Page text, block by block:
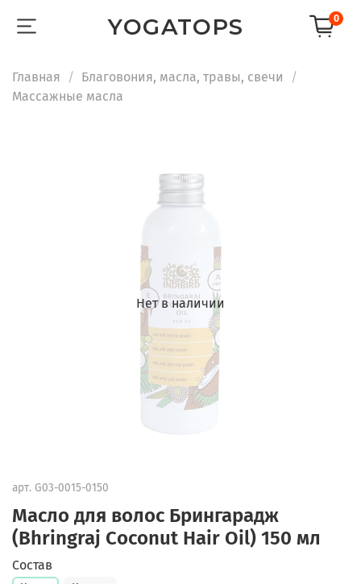
YOGATOPS 0
Главная
Благовония, масла, травы, свечи
Массажные масла
Нет в наличии
арт. G03-0015-0150
Масло для волос Брингарадж
(Bhringraj Coconut Hair Oil) 150 мл
Состав